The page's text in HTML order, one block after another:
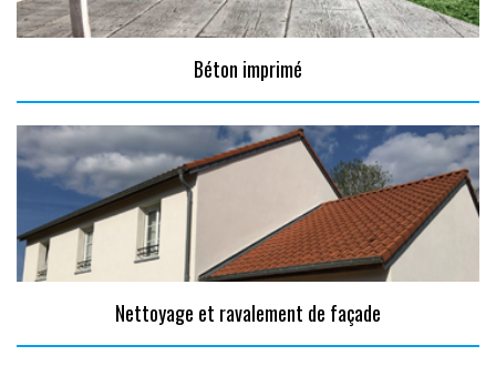
Béton imprimé
Nettoyage et ravalement de façade